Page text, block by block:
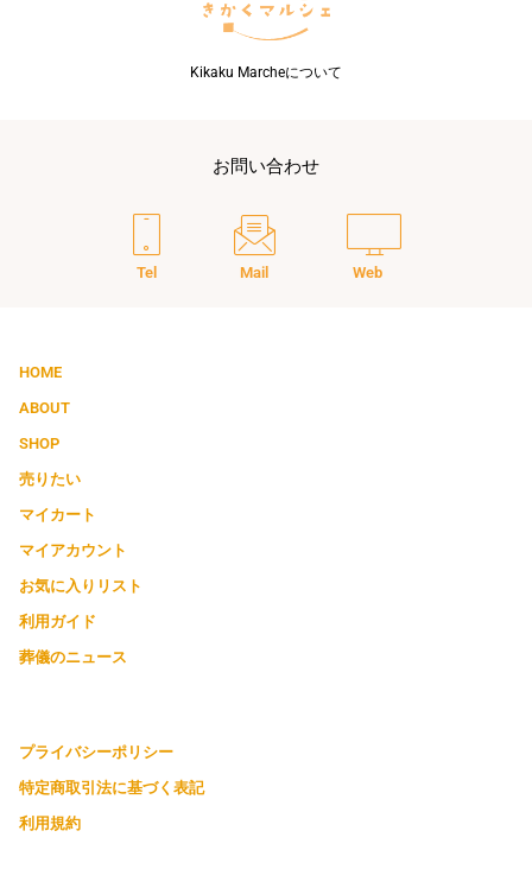
Kikaku Marcheについて
お問い合わせ
Tel Mail Web
HOME
ABOUT
SHOP
売りたい
マイカート
マイアカウント
お気に入りリスト
利用ガイド
葬儀のニュース
プライバシーポリシー
特定商取引法に基づく表記
利用規約